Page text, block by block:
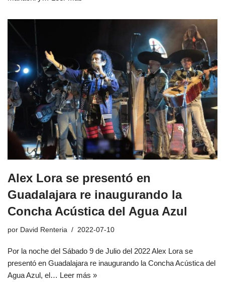
Alex Lora se presentó en
Guadalajara re inaugurando la
Concha Acústica del Agua Azul
por David Renteria 2022-07-10
Por la noche del Sábado 9 de Julio del 2022 Alex Lora se
presentó en Guadalajara re inaugurando la Concha Acústica del
Agua Azul, el… Leer más »